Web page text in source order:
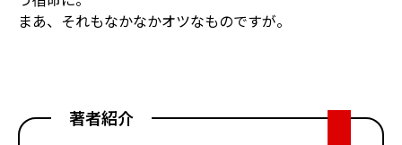
まあ、それもなかなかオツなものですが。
著者紹介